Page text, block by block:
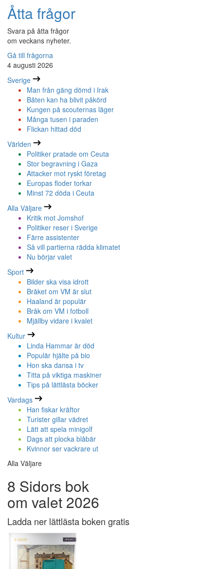
Åtta frågor
Svara på åtta frågor
om veckans nyheter.
Gå till frågorna
4 augusti 2026
Sverige
Man från gäng dömd i Irak
Båten kan ha blivit påkörd
Kungen på scouternas läger
Många tusen i paraden
Flickan hittad död
Världen
Politiker pratade om Ceuta
Stor begravning i Gaza
Attacker mot ryskt företag
Europas floder torkar
Minst 72 döda i Ceuta
Alla Väljare
Kritik mot Jomshof
Politiker reser i Sverige
Färre assistenter
Så vill partierna rädda klimatet
Nu börjar valet
Sport
Bilder ska visa idrott
Bråket om VM är slut
Haaland är populär
Bråk om VM i fotboll
Mjällby vidare i kvalet
Kultur
Linda Hammar är död
Populär hjälte på bio
Hon ska dansa i tv
Titta på viktiga maskiner
Tips på lättlästa böcker
Vardags
Han fiskar kräftor
Turister gillar vädret
Lätt att spela minigolf
Dags att plocka blåbär
Kvinnor ser vackrare ut
Alla Väljare
8 Sidors bok
om valet 2026
Ladda ner lättlästa boken gratis